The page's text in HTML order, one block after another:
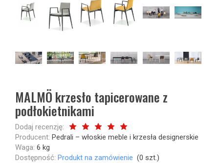
MALMÖ krzesło tapicerowane z
podłokietnikami
Dodaj recenzję:
Producent: Pedrali – włoskie meble i krzesła designerskie
Waga: 6 kg
Dostępność: Produkt na zamówienie (0 szt.)